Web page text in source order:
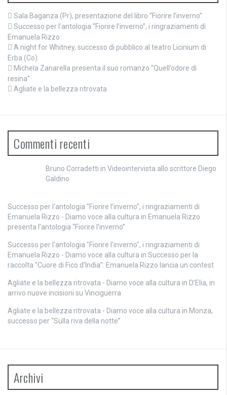
Sala Baganza (Pr), presentazione del libro “Fiorire l’inverno”
Successo per l’antologia “Fiorire l’inverno”, i ringraziamenti di
Emanuela Rizzo
A night for Whitney, successo di pubblico al teatro Licinium di
Erba (Co)
Michela Zanarella presenta il suo romanzo “Quell’odore di
resina”
Agliate e la bellezza ritrovata
Commenti recenti
Bruno Corradetti in Videointervista allo scrittore Diego
Galdino
Successo per l'antologia "Fiorire l'inverno", i ringraziamenti di
Emanuela Rizzo - Diamo voce alla cultura in Emanuela Rizzo
presenta l’antologia “Fiorire l’inverno”
Successo per l'antologia "Fiorire l'inverno", i ringraziamenti di
Emanuela Rizzo - Diamo voce alla cultura in Successo per la
raccolta “Cuore di Fico d’India”: Emanuela Rizzo lancia un contest
Agliate e la bellezza ritrovata - Diamo voce alla cultura in D’Elia, in
arrivo nuove incisioni su Vinciguerra
Agliate e la bellezza ritrovata - Diamo voce alla cultura in Monza,
successo per “Sulla riva della notte”
Archivi